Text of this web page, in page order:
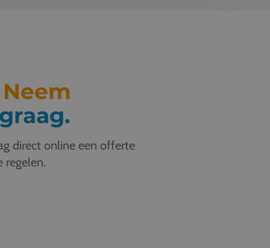
Neem
direct online een offerte
regelen.